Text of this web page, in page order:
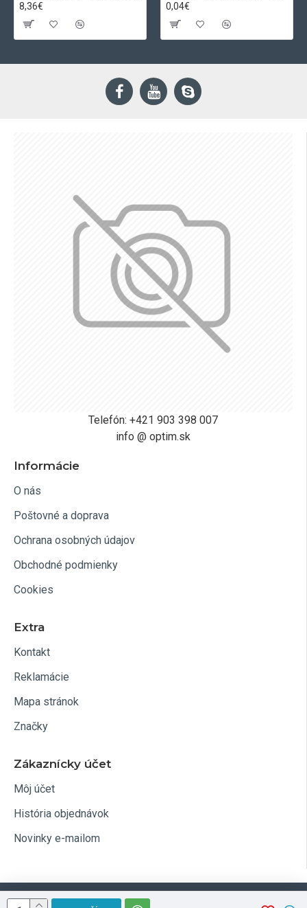
8,36€
0,04€
Telefón: +421 903 398 007
info @ optim.sk
Informácie
O nás
Poštovné a doprava
Ochrana osobných údajov
Obchodné podmienky
Cookies
Extra
Kontakt
Reklamácie
Mapa stránok
Značky
Zákaznícky účet
Môj účet
História objednávok
Novinky e-mailom
Optim.sk